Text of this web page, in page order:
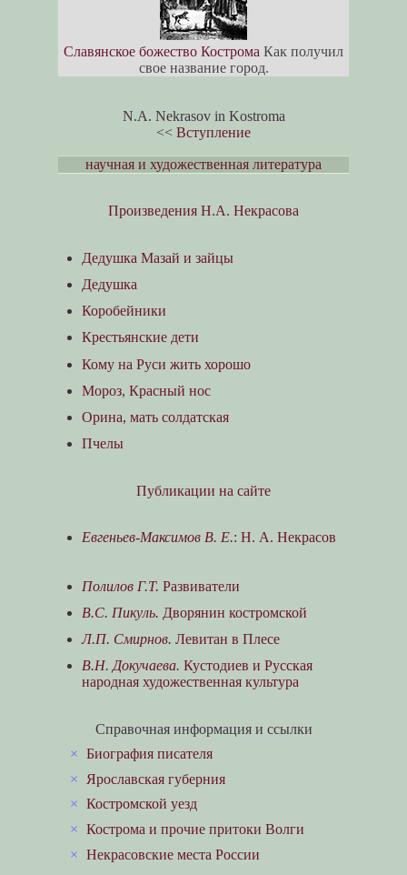
Славянское божество Кострома Как получил
свое название город.
N.A. Nekrasov in Kostroma
<< Вступление
научная и художественная литература
Произведения Н.А. Некрасова
Дедушка Мазай и зайцы
Дедушка
Коробейники
Крестьянские дети
Кому на Руси жить хорошо
Мороз, Красный нос
Орина, мать солдатская
Пчелы
Публикации на сайте
Евгеньев-Максимов В. Е.: Н. А. Некрасов
Полилов Г.Т. Развиватели
В.С. Пикуль. Дворянин костромской
Л.П. Смирнов. Левитан в Плесе
В.Н. Докучаева. Кустодиев и Русская
народная художественная культура
Справочная информация и ссылки
×Биография писателя
Ярославская губерния
×Костромской уезд
×Кострома и прочие притоки Волги
×Некрасовские места России